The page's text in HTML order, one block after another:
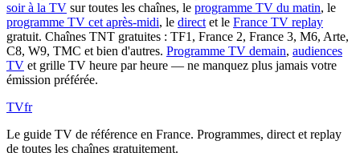
soir à la TV sur toutes les chaînes, le programme TV du matin, le
programme TV cet après-midi, le direct et le France TV replay
gratuit. Chaînes TNT gratuites : TF1, France 2, France 3, M6, Arte,
C8, W9, TMC et bien d'autres. Programme TV demain, audiences
TV et grille TV heure par heure — ne manquez plus jamais votre
émission préférée.
TVfr
Le guide TV de référence en France. Programmes, direct et replay
de toutes les chaînes gratuitement.